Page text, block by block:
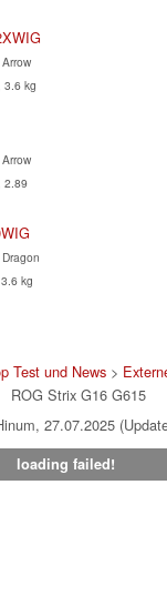
3.6 kg
2.89
kg
Test und News>
ROG Strix G16 G615
27.07.2025
loading failed!